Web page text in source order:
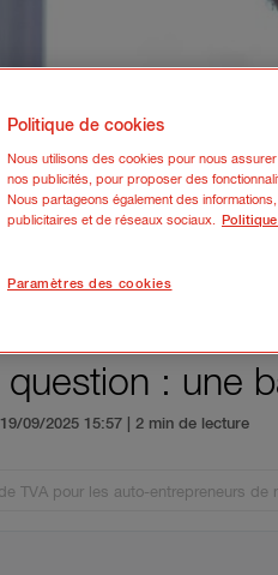
de TVA
: une
09/2025 15:57 | 2 min de lecture
TVA pour les auto-entrepreneurs
Politique de cookies
Nous utilisons des cookies pour nous
nos publicités, pour proposer des
Nous partageons également des
publicitaires et de réseaux sociaux.
Paramètres des cookies